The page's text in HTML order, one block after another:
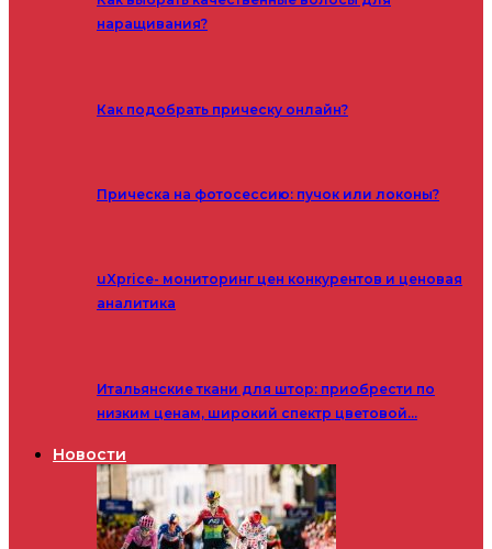
наращивания?
Как подобрать прическу онлайн?
Прическа на фотосессию: пучок или локоны?
uXprice- мониторинг цен конкурентов и ценовая
аналитика
Итальянские ткани для штор: приобрести по
низким ценам, широкий спектр цветовой…
Новости